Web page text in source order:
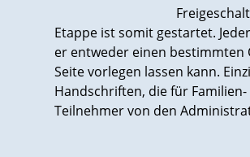
Etappe ist somit gestartet.
er entweder einen bestimmten
Seite vorlegen lassen kann.
Handschriften, die für
Teilnehmer von den